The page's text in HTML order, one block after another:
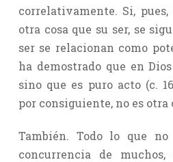
correlativamente. Si,
otra cosa que su ser, se
ser se relacionan como
ha demostrado que en
sino que es puro acto (c.
por consiguiente, no es otra
También. Todo lo que
concurrencia de muchos,